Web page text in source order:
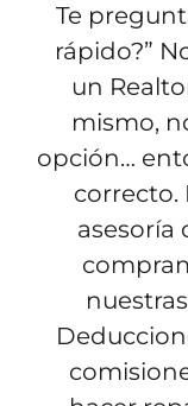
Te
rápido?”
un
mismo,
opción…
correcto.
asesoría